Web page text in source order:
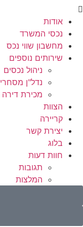
אודות
נכסי המשרד
מחשבון שווי נכס
שירותים נוספים
ניהול נכסים
נדל"ן מסחרי
מכירת דירה
הצוות
קריירה
יצירת קשר
בלוג
חוות דעות
תגובות
המלצות